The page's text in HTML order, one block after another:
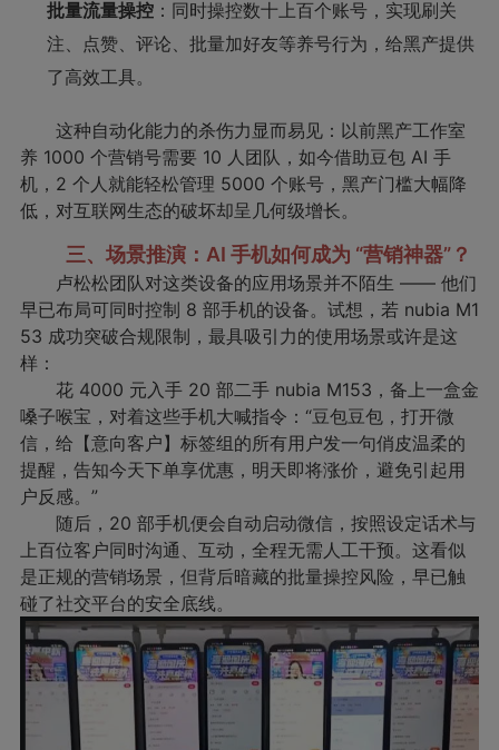
批量流量操控 ：同时操控数十上百个账号，实现刷关
注、点赞、评论、批量加好友等养号行为，给黑产提供
了高效工具。
这种自动化能力的杀伤力显而易见：以前黑产工作室
养 1000 个营销号需要 10 人团队，如今借助豆包 AI 手
机，2 个人就能轻松管理 5000 个账号，黑产门槛大幅降
低，对互联网生态的破坏却呈几何级增长。
三、场景推演：AI 手机如何成为 “营销神器”？
卢松松团队对这类设备的应用场景并不陌生 —— 他们
早已布局可同时控制 8 部手机的设备。试想，若 nubia M1
53 成功突破合规限制，最具吸引力的使用场景或许是这
样：
花 4000 元入手 20 部二手 nubia M153，备上一盒金
嗓子喉宝，对着这些手机大喊指令：“豆包豆包，打开微
信，给【意向客户】标签组的所有用户发一句俏皮温柔的
提醒，告知今天下单享优惠，明天即将涨价，避免引起用
户反感。”
随后，20 部手机便会自动启动微信，按照设定话术与
上百位客户同时沟通、互动，全程无需人工干预。这看似
是正规的营销场景，但背后暗藏的批量操控风险，早已触
碰了社交平台的安全底线。